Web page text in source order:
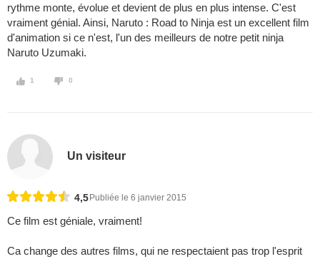
rythme monte, évolue et devient de plus en plus intense. C'est
vraiment génial. Ainsi, Naruto : Road to Ninja est un excellent film
d'animation si ce n'est, l'un des meilleurs de notre petit ninja
Naruto Uzumaki.
1 0
Un visiteur
4,5 Publiée le 6 janvier 2015
Ce film est géniale, vraiment!
Ca change des autres films, qui ne respectaient pas trop l'esprit